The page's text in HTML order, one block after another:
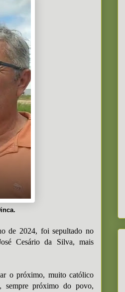
de 2024, foi sepultado no
Cesário da Silva, mais
o próximo, muito católico
sempre próximo do povo,